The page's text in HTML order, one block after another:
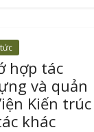
hợp tác
và quản
Kiến trúc
khác